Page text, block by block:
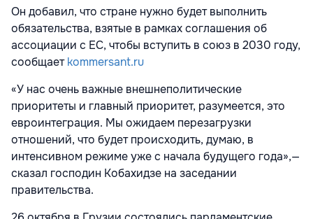
Он добавил, что стране нужно будет выполнить
обязательства, взятые в рамках соглашения об
ассоциации с ЕС, чтобы вступить в союз в 2030 году,
сообщаетkommersant.ru
«У нас очень важные внешнеполитические
приоритеты и главный приоритет, разумеется, это
евроинтеграция. Мы ожидаем перезагрузки
отношений, что будет происходить, думаю, в
интенсивном режиме уже с начала будущего года»,—
сказал господин Кобахидзе на заседании
правительства.